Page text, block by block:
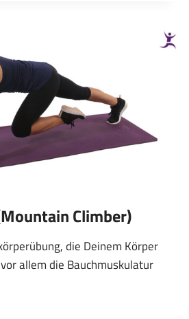
Climber)
die Deinem Körper
allem die Bauchmuskulatur